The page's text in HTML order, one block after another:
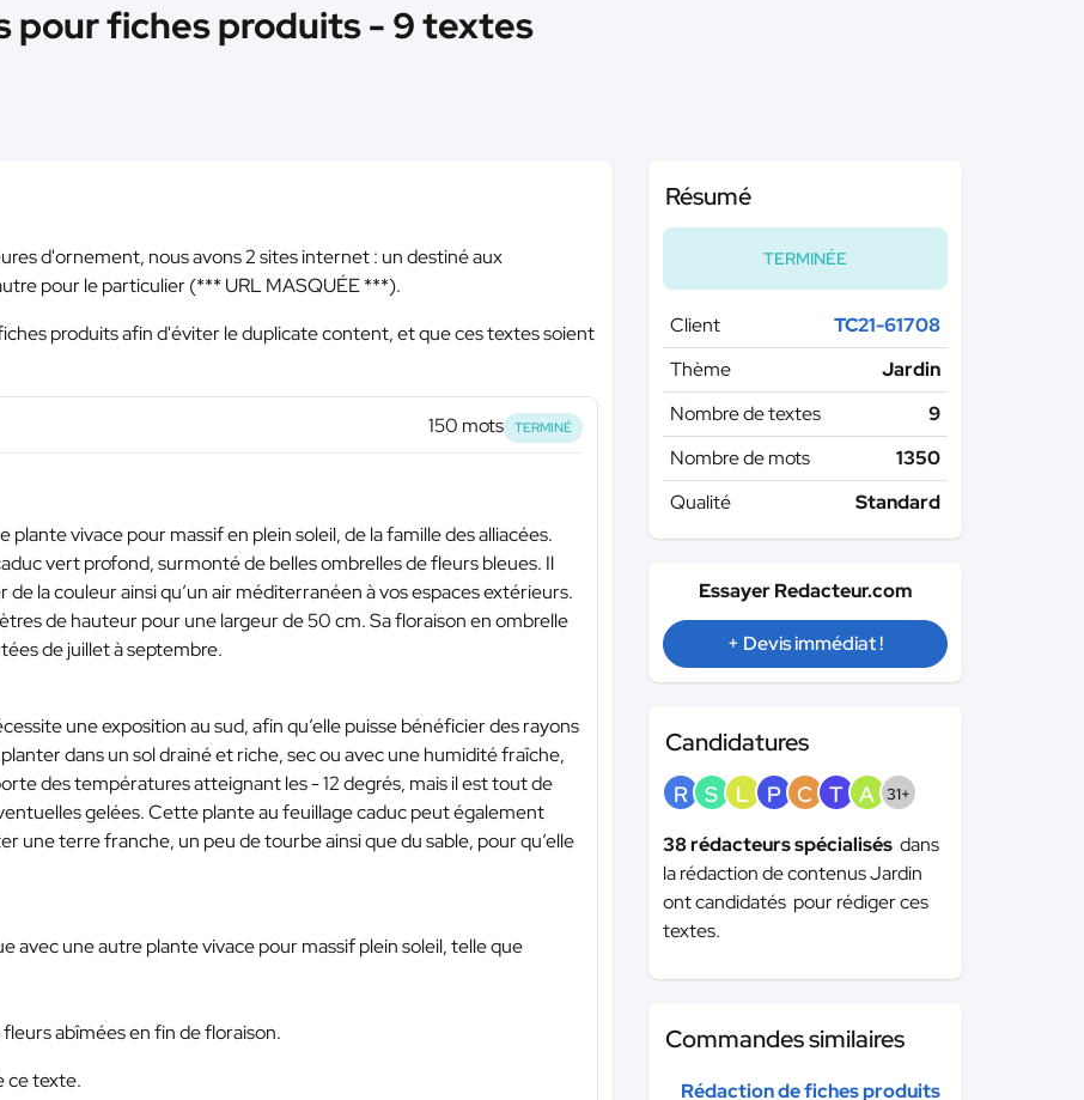
pour fiches produits - 9 textes
d'ornement, nous avons 2 sites internet : un destiné aux
pour le particulier (*** URL MASQUÉE ***).
produits afin d'éviter le duplicate content, et que ces textes soient
150 mots TERMINÉ
vivace pour massif en plein soleil, de la famille des alliacées.
vert profond, surmonté de belles ombrelles de fleurs bleues. Il
de la couleur ainsi qu’un air méditerranéen à vos espaces extérieurs.
de hauteur pour une largeur de 50 cm. Sa floraison en ombrelle
de juillet à septembre.
une exposition au sud, afin qu’elle puisse bénéficier des rayons
dans un sol drainé et riche, sec ou avec une humidité fraîche,
des températures atteignant les - 12 degrés, mais il est tout de
gelées. Cette plante au feuillage caduc peut également
une terre franche, un peu de tourbe ainsi que du sable, pour qu’elle
avec une autre plante vivace pour massif plein soleil, telle que
abîmées en fin de floraison.
ce texte.
Résumé
TERMINÉE
Client
TC21-61708
Thème
Jardin
Nombre de textes
9
Nombre de mots
1350
Qualité
Standard
Essayer Redacteur.com
+ Devis immédiat !
Candidatures
R S L P C T A 31+
38 rédacteurs spécialisés dans
la rédaction de contenus Jardin
ont candidatés pour rédiger ces
textes.
Commandes similaires
Rédaction de fiches produits